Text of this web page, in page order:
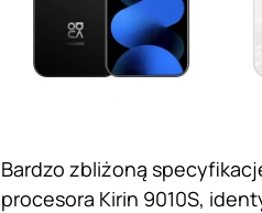
Bardzo zbliżoną
procesora Kirin 9010S,